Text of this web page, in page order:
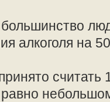
алкоголя на